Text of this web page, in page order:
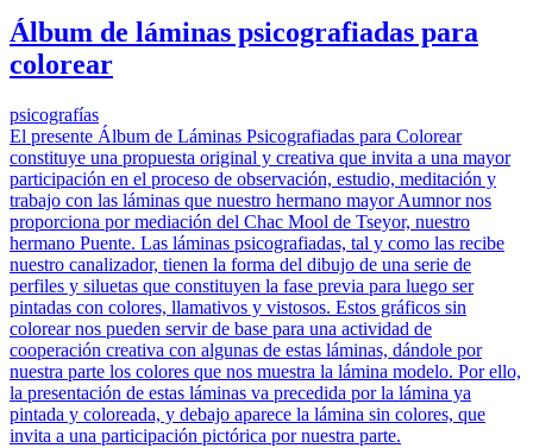
Álbum de láminas psicografiadas para
colorear
psicografías
El presente Álbum de Láminas Psicografiadas para Colorear
constituye una propuesta original y creativa que invita a una mayor
participación en el proceso de observación, estudio, meditación y
trabajo con las láminas que nuestro hermano mayor Aumnor nos
proporciona por mediación del Chac Mool de Tseyor, nuestro
hermano Puente. Las láminas psicografiadas, tal y como las recibe
nuestro canalizador, tienen la forma del dibujo de una serie de
perfiles y siluetas que constituyen la fase previa para luego ser
pintadas con colores, llamativos y vistosos. Estos gráficos sin
colorear nos pueden servir de base para una actividad de
cooperación creativa con algunas de estas láminas, dándole por
nuestra parte los colores que nos muestra la lámina modelo. Por ello,
la presentación de estas láminas va precedida por la lámina ya
pintada y coloreada, y debajo aparece la lámina sin colores, que
invita a una participación pictórica por nuestra parte.